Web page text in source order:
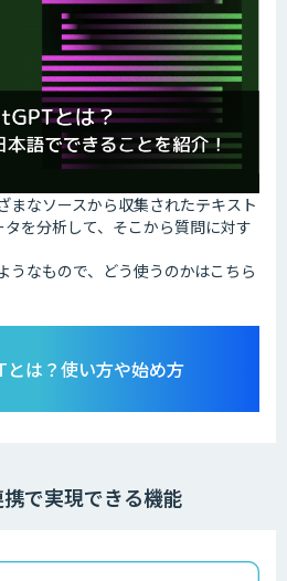
なソースから収集されたテキスト
を分析して、そこから質問に対す
なもので、どう使うのかはこちら
とは？使い方や始め方
で実現できる機能